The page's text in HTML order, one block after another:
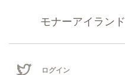
モナーアイランド
ログイン